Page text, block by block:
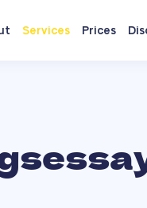
Services Prices